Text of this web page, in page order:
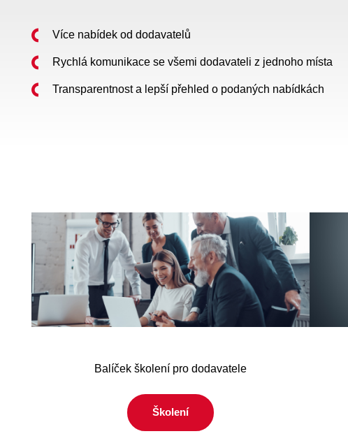
Více nabídek od dodavatelů
Rychlá komunikace se všemi dodavateli z jednoho místa
Transparentnost a lepší přehled o podaných nabídkách
Balíček školení pro dodavatele
Školení